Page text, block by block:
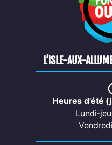
L’ISLE-AUX-
Heures d'été
Lundi-